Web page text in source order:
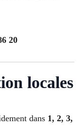
20
locales
dans 1, 2, 3,